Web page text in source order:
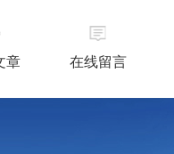
章 在线留言